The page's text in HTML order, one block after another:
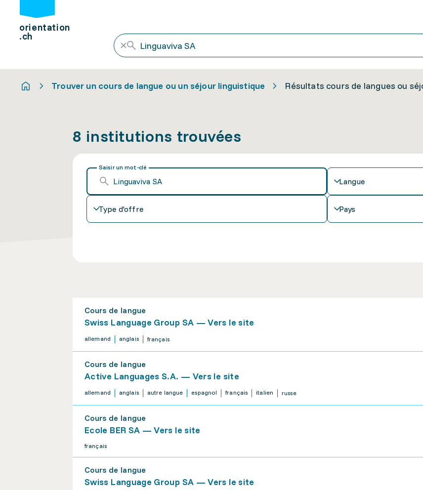
orientation
.ch
Trouver un cours de langue ou un séjour linguistique Résultats cours de langues ou
8 institutions trouvées
Saisir un mot-clé
Langue
Type d'offre Pays
Cours de langue
Swiss Language Group SA — Vers le site
allemand anglais français
Cours de langue
Active Languages S.A. — Vers le site
allemand anglais autre langue espagnol français italien russe
Cours de langue
Ecole BER SA — Vers le site
français
Cours de langue
Swiss Language Group SA — Vers le site